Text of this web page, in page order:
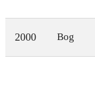
2000 Bog